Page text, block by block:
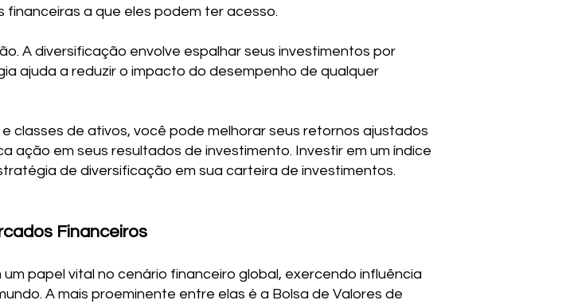
a que eles podem ter acesso.
A diversificação envolve espalhar seus investimentos por
ajuda a reduzir o impacto do desempenho de qualquer
classes de ativos, você pode melhorar seus retornos ajustados
ação em seus resultados de investimento. Investir em um índice
de diversificação em sua carteira de investimentos.
Financeiros
papel vital no cenário financeiro global, exercendo influência
A mais proeminente entre elas é a Bolsa de Valores de